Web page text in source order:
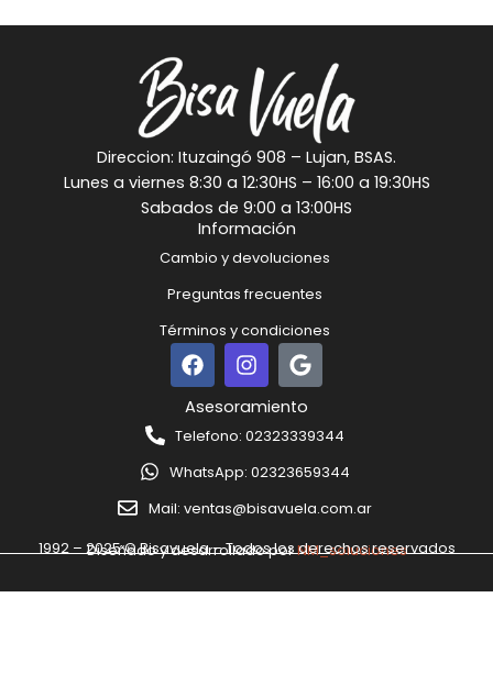
Direccion: Ituzaingó 908 – Lujan, BSAS.
Lunes a viernes 8:30 a 12:30HS – 16:00 a 19:30HS
Sabados de 9:00 a 13:00HS
Información
Cambio y devoluciones
Preguntas frecuentes
Términos y condiciones
F
a
c
e
b
o
o
k
I
n
s
t
a
g
r
a
G
o
o
g
l
e
Asesoramiento
Telefono: 02323339344
WhatsApp: 02323659344
Mail: ventas@bisavuela.com.ar
Diseñado y desarrollado porNM_soluciones
1992 – 2025 © Bisavuela – Todos los derechos reservados